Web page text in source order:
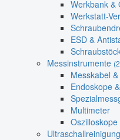
Werkbank &
Werkstatt-
ESD &
Messinstrumente
Messkabel
Endoskope
Multimeter
Oszilloskope
Ultraschallreinigung